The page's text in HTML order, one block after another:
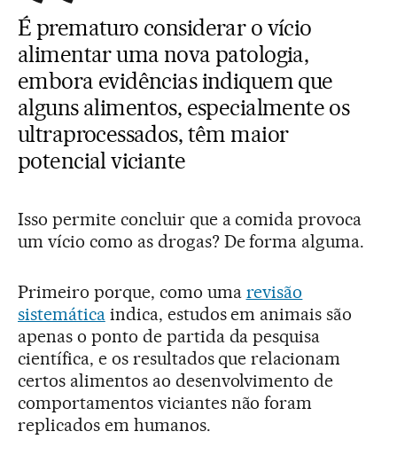
É prematuro considerar o vício
alimentar uma nova patologia,
embora evidências indiquem que
alguns alimentos, especialmente os
ultraprocessados, têm maior
potencial viciante
Isso permite concluir que a comida provoca
um vício como as drogas? De forma alguma.
Primeiro porque, como uma revisão
sistemáticaindica, estudos em animais são
apenas o ponto de partida da pesquisa
científica, e os resultados que relacionam
certos alimentos ao desenvolvimento de
comportamentos viciantes não foram
replicados em humanos.